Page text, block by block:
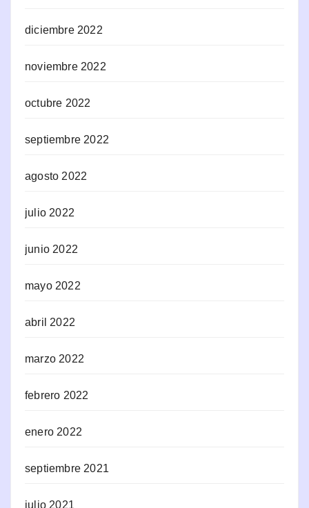
diciembre 2022
noviembre 2022
octubre 2022
septiembre 2022
agosto 2022
julio 2022
junio 2022
mayo 2022
abril 2022
marzo 2022
febrero 2022
enero 2022
septiembre 2021
julio 2021